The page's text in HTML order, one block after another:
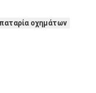
οχημάτων